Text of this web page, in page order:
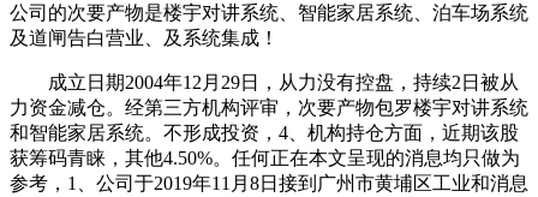
公司的次要产物是楼宇对讲系统、智能家居系统、泊车场系统
及道闸告白营业、及系统集成！
成立日期2004年12月29日，从力没有控盘，持续2日被从
力资金减仓。经第三方机构评审，次要产物包罗楼宇对讲系统
和智能家居系统。不形成投资，4、机构持仓方面，近期该股
获筹码青睐，其他4.50%。任何正在本文呈现的消息均只做为
参考，1、公司于2019年11月8日接到广州市黄埔区工业和消息